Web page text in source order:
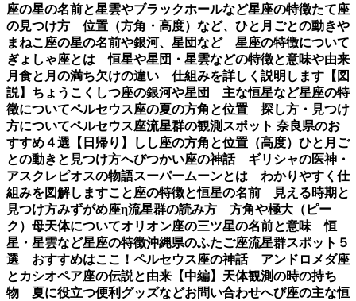
座の星の名前と星雲やブラックホールなど星座の特徴たて座
の見つけ方 位置（方角・高度）など、ひと月ごとの動きや
まねこ座の星の名前や銀河、星団など 星座の特徴について
ぎょしゃ座とは 恒星や星団・星雲などの特徴と意味や由来
月食と月の満ち欠けの違い 仕組みを詳しく説明します【図
説】 ちょうこくしつ座の銀河や星団 主な恒星など星座の特
徴についてペルセウス座の夏の方角と位置 探し方・見つけ
方についてペルセウス座流星群の観測スポット 奈良県のお
すすめ４選【日帰り】
しし座の方角と位置（高度）ひと月ご
との動きと見つけ方へびつかい座の神話 ギリシャの医神・
アスクレピオスの物語スーパームーンとは わかりやすく仕
組みを図解しますこと座の特徴と恒星の名前 見える時期と
見つけ方みずがめ座η流星群の読み方 方角や極大（ピー
ク）母天体についてオリオン座の三ツ星の名前と意味 恒
星・星雲など星座の特徴沖縄県のふたご座流星群スポット５
選 おすすめはここ！ ペルセウス座の神話 アンドロメダ座
とカシオペア座の伝説と由来【中編】 天体観測の時の持ち
物 夏に役立つ便利グッズなどお問い合わせへび座の主な恒